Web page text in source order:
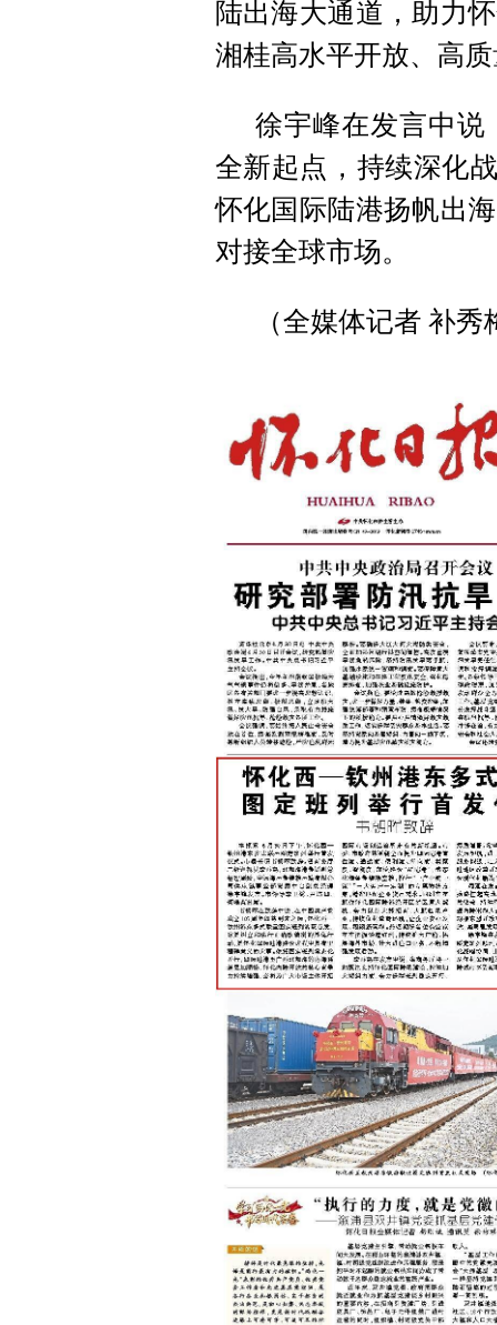
陆出海大通道，助力
湘桂高水平开放、高
徐宇峰在发言中说
全新起点，持续深化
怀化国际陆港扬帆出
对接全球市场。
（全媒体记者 补秀